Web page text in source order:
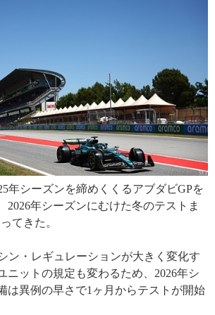
年シーズンを締めくくるアブダビGPを
2026年シーズンにむけた冬のテストま
てきた。
ン・レギュレーションが大きく変化す
ニットの規定も変わるため、2026年シ
は異例の早さで1ヶ月からテストが開始